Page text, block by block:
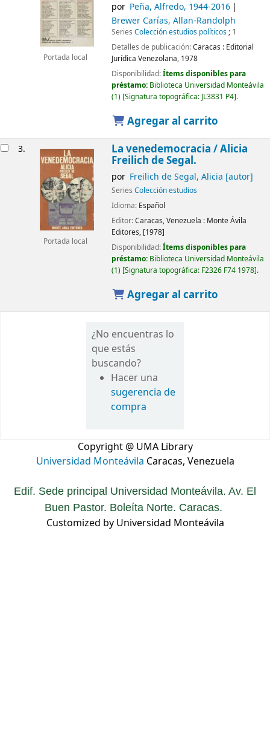
Portada local
por Peña, Alfredo, 1944-2016
Brewer Carías, Allan-Randolph
Series Colección estudios políticos; 1
Detalles de publicación:Caracas : Editorial
Jurídica Venezolana, 1978
Disponibilidad:Ítems disponibles para
préstamo: Biblioteca Universidad Monteávila
(1) Signatura topográfica: JL3831 P4 .
Agregar al carrito
3.
Portada local
La venedemocracia / Alicia
Freilich de Segal.
por Freilich de Segal, Alicia [autor]
Series Colección estudios
Idioma: Español
Editor:Caracas, Venezuela : Monte Ávila
Editores, [1978]
Disponibilidad:Ítems disponibles para
préstamo: Biblioteca Universidad Monteávila
(1) Signatura topográfica: F2326 F74 1978 .
Agregar al carrito
¿No encuentras lo
que estás
buscando?
Hacer una
sugerencia de
compra
Copyright @ UMA Library
Universidad Monteávila Caracas, Venezuela
Edif. Sede principal Universidad Monteávila. Av. El
Buen Pastor. Boleíta Norte. Caracas.
Customized by Universidad Monteávila